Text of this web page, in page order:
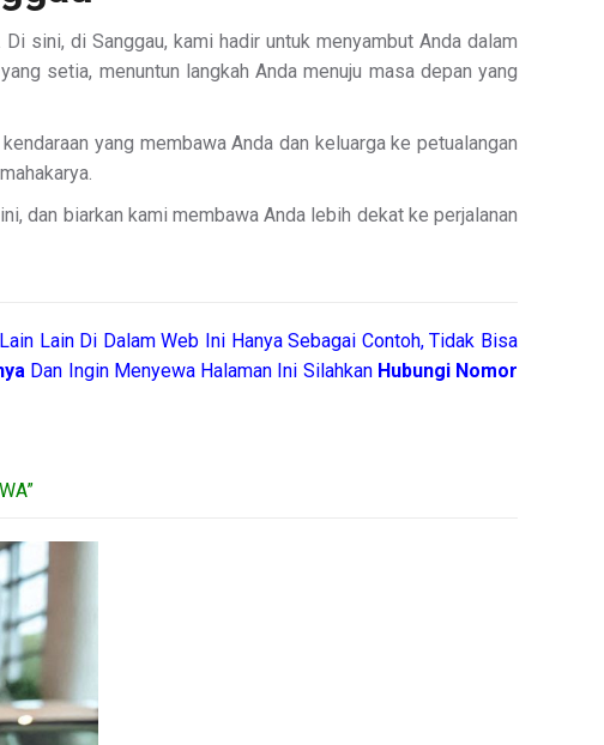
sini, di Sanggau, kami hadir untuk menyambut Anda dalam
setia, menuntun langkah Anda menuju masa depan yang
yang membawa Anda dan keluarga ke petualangan
dan biarkan kami membawa Anda lebih dekat ke perjalanan
Lain Di Dalam Web Ini Hanya Sebagai Contoh, Tidak Bisa
Dan Ingin Menyewa Halaman Ini Silahkan Hubungi Nomor